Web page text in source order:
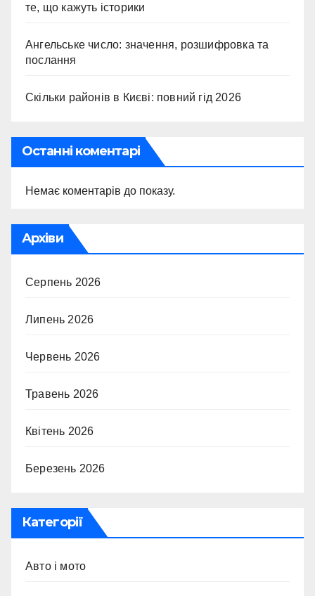
те, що кажуть історики
Ангельське число: значення, розшифровка та
послання
Скільки районів в Києві: повний гід 2026
Останні коментарі
Немає коментарів до показу.
Архіви
Серпень 2026
Липень 2026
Червень 2026
Травень 2026
Квітень 2026
Березень 2026
Категорії
Авто і мото